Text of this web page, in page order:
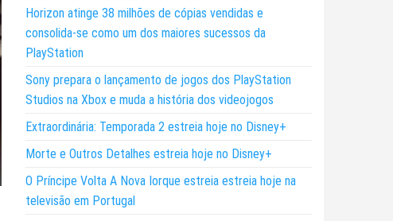
Horizon atinge 38 milhões de cópias vendidas e
consolida-se como um dos maiores sucessos da
PlayStation
Sony prepara o lançamento de jogos dos PlayStation
Studios na Xbox e muda a história dos videojogos
Extraordinária: Temporada 2 estreia hoje no Disney+
Morte e Outros Detalhes estreia hoje no Disney+
O Príncipe Volta A Nova Iorque estreia estreia hoje na
televisão em Portugal